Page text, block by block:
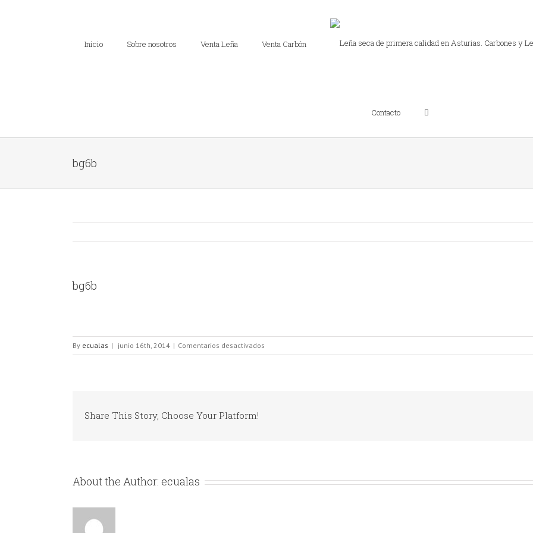
Inicio Sobre nosotros Venta Leña Venta Carbón
Contacto
bg6b
bg6b
By ecualas | junio 16th, 2014 | Comentarios desactivados
bg6b
Share This Story, Choose Your Platform!
About the Author: ecualas